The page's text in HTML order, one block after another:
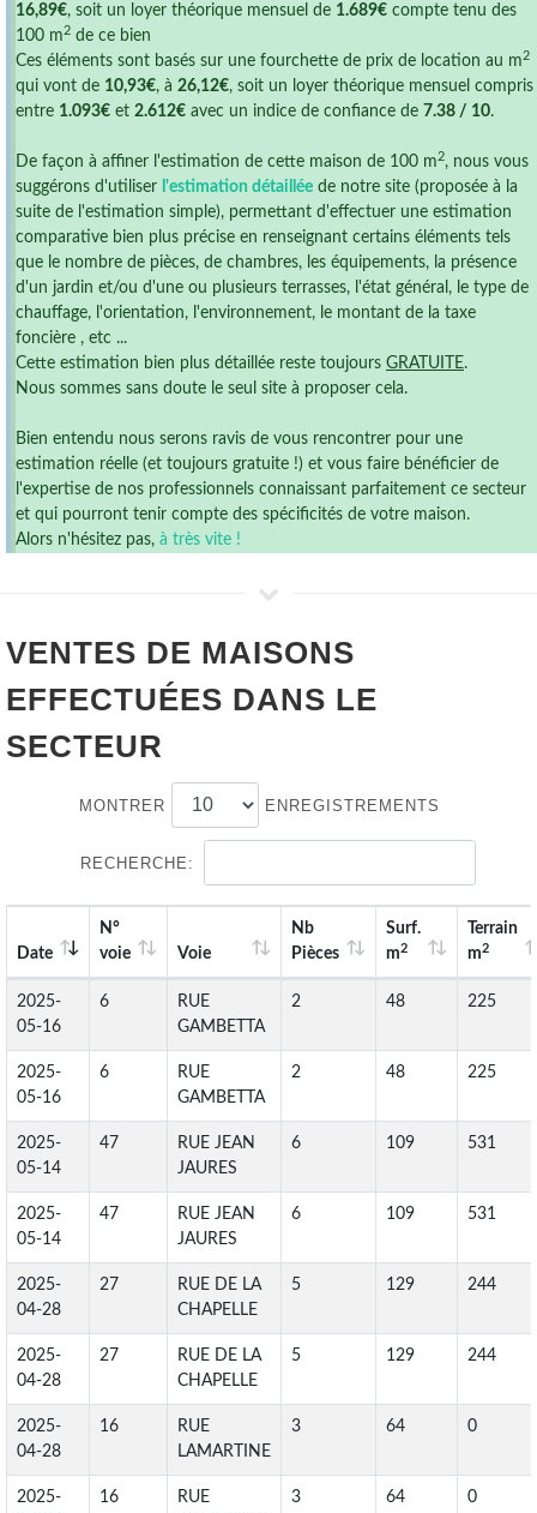
16,89€, soit un loyer théorique mensuel de 1.689€ compte tenu des
100 m 2 de ce bien
Ces éléments sont basés sur une fourchette de prix de location au m 2
qui vont de 10,93€, à 26,12€, soit un loyer théorique mensuel compris
entre 1.093€ et 2.612€ avec un indice de confiance de 7.38 / 10.
De façon à affiner l'estimation de cette maison de 100 m 2, nous vous
suggérons d'utiliser l'estimation détaillée de notre site (proposée à la
suite de l'estimation simple), permettant d'effectuer une estimation
comparative bien plus précise en renseignant certains éléments tels
que le nombre de pièces, de chambres, les équipements, la présence
d'un jardin et/ou d'une ou plusieurs terrasses, l'état général, le type de
chauffage, l'orientation, l'environnement, le montant de la taxe
foncière , etc ...
Cette estimation bien plus détaillée reste toujours GRATUITE.
Nous sommes sans doute le seul site à proposer cela.
Bien entendu nous serons ravis de vous rencontrer pour une
estimation réelle (et toujours gratuite !) et vous faire bénéficier de
l'expertise de nos professionnels connaissant parfaitement ce secteur
et qui pourront tenir compte des spécificités de votre maison.
Alors n'hésitez pas, à très vite !
VENTES DE MAISONS
EFFECTUÉES DANS LE
SECTEUR
MONTRER ENREGISTREMENTS
RECHERCHE:
Date
N°
voie
Voie
Nb
Pièces
Surf.
m2
Terrain
m2
2025-
05-16
6
RUE
GAMBETTA
2 48 225
2025-
05-16
6
RUE
GAMBETTA
2 48 225
2025-
05-14
47
RUE JEAN
JAURES
6 109 531
2025-
05-14
47
RUE JEAN
JAURES
6 109 531
2025-
04-28
27
RUE DE LA
CHAPELLE
5 129 244
2025-
04-28
27
RUE DE LA
CHAPELLE
5 129 244
2025-
04-28
16
RUE
LAMARTINE
3 64 0
2025-
16
RUE
3 64 0